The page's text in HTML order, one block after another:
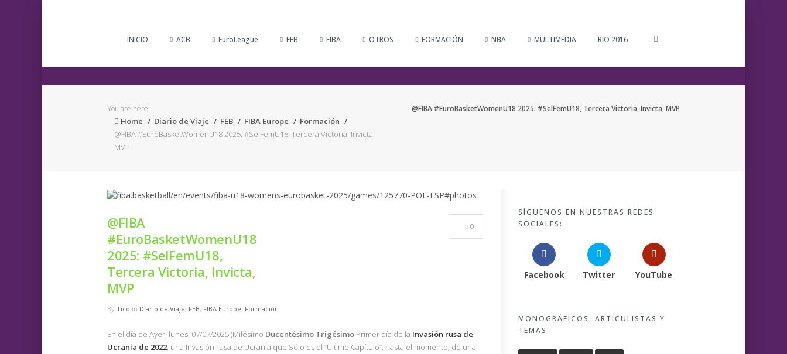
INICIO ACB EuroLeague FEB FIBA OTROS FORMACIÓN NBA MULTIMEDIA RIO 2016
You are here:
Home Diario de Viaje FEB FIBA Europe
Formación
@FIBA #EuroBasketWomenU18 2025: #SelFemU18, Tercera Victoria, Invicta,
MVP
@FIBA #EuroBasketWomenU18 2025: #SelFemU18, Tercera Victoria, Invicta, MVP
@FIBA
#EuroBasketWomenU18
2025: #SelFemU18,
Tercera Victoria, Invicta,
MVP
By Tico in Diario de Viaje, FEB, FIBA Europe, Formación
0
En el día de Ayer, lunes, 07/07/2025 (Milésimo Ducentésimo Trigésimo Primer día de la Invasión rusa de
Ucrania de 2022, una Invasión rusa de Ucrania que Sólo es el “Último Capítulo”, hasta el momento, de una
SÍGUENOS EN NUESTRAS REDES
SOCIALES:
Facebook Twitter YouTube
MONOGRÁFICOS, ARTICULISTAS Y
TEMAS